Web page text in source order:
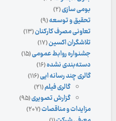
بومی سازی(۲)
تحقیق و توسعه(۹)
تعاونی مصرف کارکنان(۱۳)
تلاشگران اکسین(۱۷)
جشنواره روابط عمومی(۱۵)
دسته‌بندی نشده(۱۶)
گالری چند رسانه ایی(۱۱۶)
گالری فیلم(۲۱)
گزارش تصویری(۹۵)
مزایدات و مناقصات(۲۰۷)